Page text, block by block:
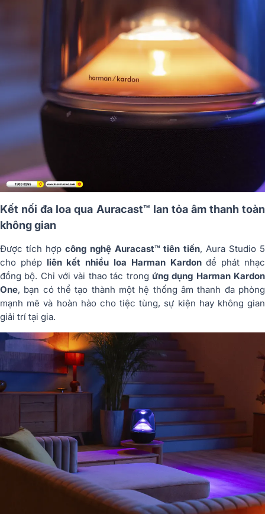
Kết nối đa loa qua Auracast™ lan tỏa âm thanh toàn
không gian
Được tích hợp công nghệ Auracast™ tiên tiến, Aura Studio 5
cho phép liên kết nhiều loa Harman Kardonđể phát nhạc
đồng bộ. Chỉ với vài thao tác trong ứng dụng Harman Kardon
One, bạn có thể tạo thành một hệ thống âm thanh đa phòng
mạnh mẽ và hoàn hảo cho tiệc tùng, sự kiện hay không gian
giải trí tại gia.